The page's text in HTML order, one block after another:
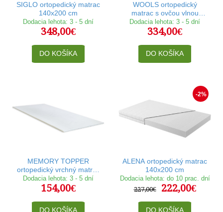
SIGLO ortopedický matrac
140x200 cm
Dodacia lehota: 3 - 5 dní
348,00€
DO KOŠÍKA
WOOLS ortopedický
matrac s ovčou vlnou
140x200 cm
Dodacia lehota: 3 - 5 dní
334,00€
DO KOŠÍKA
MEMORY TOPPER
ortopedický vrchný matrac
140x200 cm
Dodacia lehota: 3 - 5 dní
154,00€
DO KOŠÍKA
-2%
ALENA ortopedický matrac
140x200 cm
Dodacia lehota: do 10 prac. dní
227,00€
222,00€
DO KOŠÍKA